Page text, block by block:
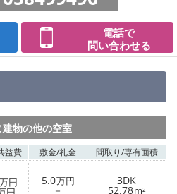
電話で
問い合わせる
建物の他の空室
益費 敷金/礼金 間取り/専有面積
万円 5.0万円
－
3DK
52.78m²